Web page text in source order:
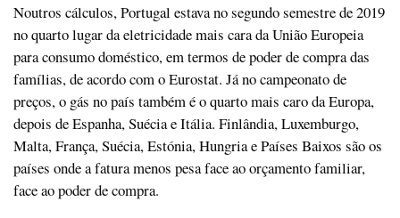
Noutros cálculos, Portugal estava no segundo semestre de 2019
no quarto lugar da eletricidade mais cara da União Europeia
para consumo doméstico, em termos de poder de compra das
famílias, de acordo com o Eurostat. Já no campeonato de
preços, o gás no país também é o quarto mais caro da Europa,
depois de Espanha, Suécia e Itália. Finlândia, Luxemburgo,
Malta, França, Suécia, Estónia, Hungria e Países Baixos são os
países onde a fatura menos pesa face ao orçamento familiar,
face ao poder de compra.